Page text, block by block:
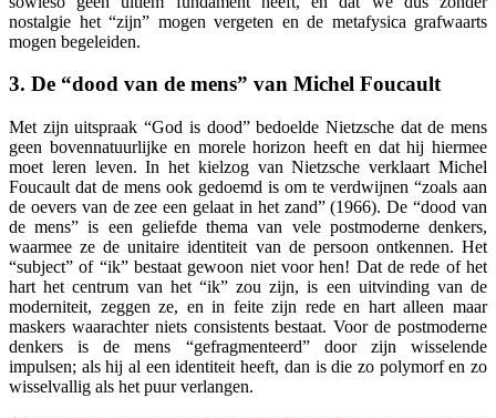
nostalgie het “zijn” mogen vergeten en de metafysica grafwaarts
mogen begeleiden.
3. De “dood van de mens” van Michel Foucault
Met zijn uitspraak “God is dood” bedoelde Nietzsche dat de mens
geen bovennatuurlijke en morele horizon heeft en dat hij hiermee
moet leren leven. In het kielzog van Nietzsche verklaart Michel
Foucault dat de mens ook gedoemd is om te verdwijnen “zoals aan
de oevers van de zee een gelaat in het zand” (1966). De “dood van
de mens” is een geliefde thema van vele postmoderne denkers,
waarmee ze de unitaire identiteit van de persoon ontkennen. Het
“subject” of “ik” bestaat gewoon niet voor hen! Dat de rede of het
hart het centrum van het “ik” zou zijn, is een uitvinding van de
moderniteit, zeggen ze, en in feite zijn rede en hart alleen maar
maskers waarachter niets consistents bestaat. Voor de postmoderne
denkers is de mens “gefragmenteerd” door zijn wisselende
impulsen; als hij al een identiteit heeft, dan is die zo polymorf en zo
wisselvallig als het puur verlangen.